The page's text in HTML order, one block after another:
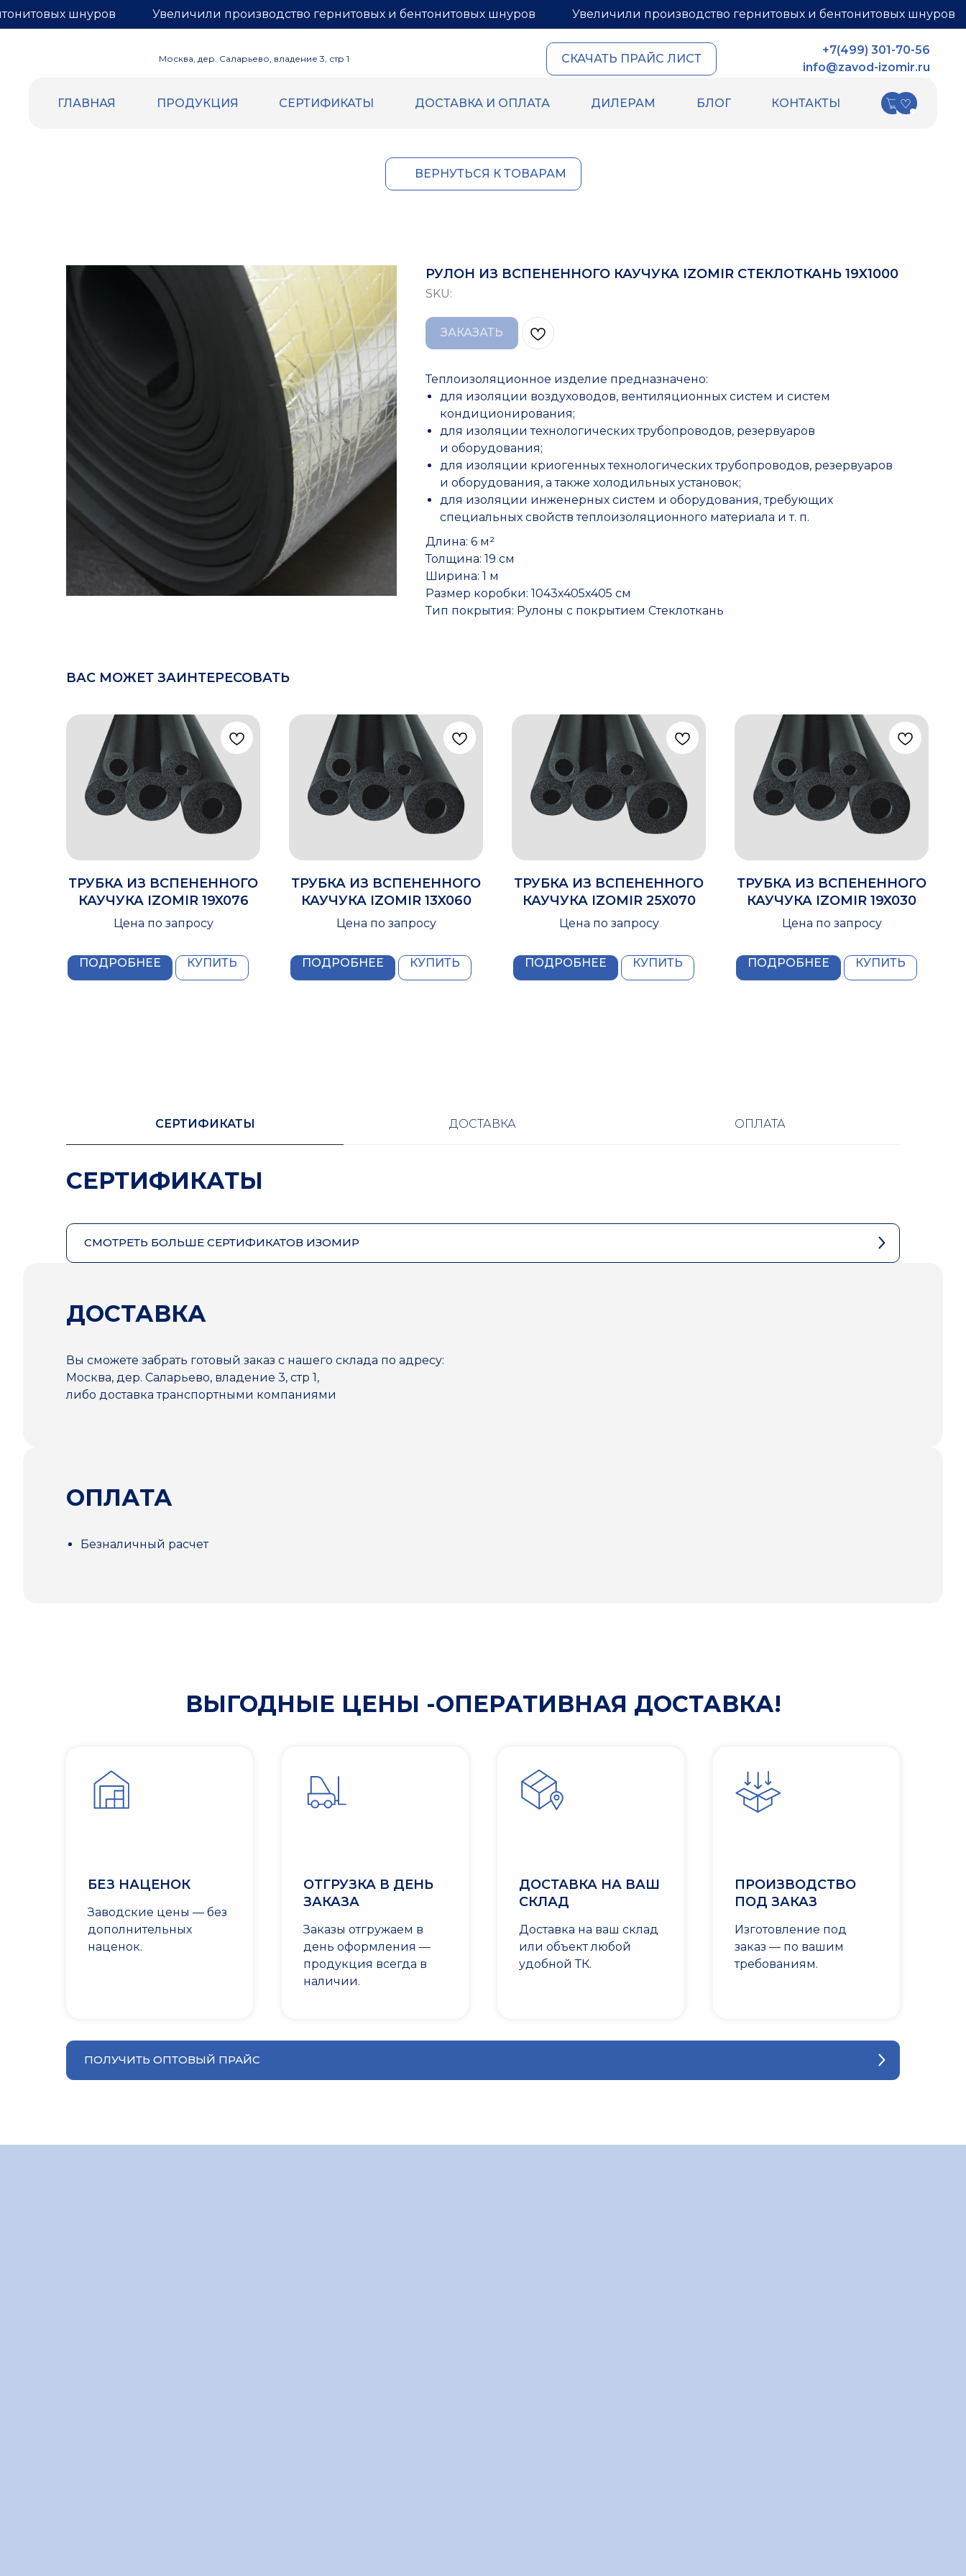
Увеличили производство гернитовых и бентонитовых шнуров
шнуров Увеличили производство гернитовых и бентонитовых шнуров
Москва, дер. Саларьево, владение 3, стр 1 СКАЧАТЬ ПРАЙС ЛИСТ
+7(499) 301-70-56
info@zavod-izomir.ru
ГЛАВНАЯ ПРОДУКЦИЯ СЕРТИФИКАТЫ ДОСТАВКА И ОПЛАТА ДИЛЕРАМ БЛОГ КОНТАКТЫ
ВЕРНУТЬСЯ К ТОВАРАМ
РУЛОН ИЗ ВСПЕНЕННОГО КАУЧУКА IZOMIR СТЕКЛОТКАНЬ 19X1000
SKU:
ЗАКАЗАТЬ
Теплоизоляционное изделие предназначено:
для изоляции воздуховодов, вентиляционных систем и систем
кондиционирования;
для изоляции технологических трубопроводов, резервуаров
и оборудования;
для изоляции криогенных технологических трубопроводов, резервуаров
и оборудования, а также холодильных установок;
для изоляции инженерных систем и оборудования, требующих
специальных свойств теплоизоляционного материала и т. п.
Длина: 6 м²
Толщина: 19 см
Ширина: 1 м
Размер коробки: 1043х405х405 см
Тип покрытия: Рулоны с покрытием Стеклоткань
ВАС МОЖЕТ ЗАИНТЕРЕСОВАТЬ
ТРУБКА ИЗ ВСПЕНЕННОГО
КАУЧУКА IZOMIR 19X076
Цена по запросу
ПОДРОБНЕЕ КУПИТЬ
ТРУБКА ИЗ ВСПЕНЕННОГО
КАУЧУКА IZOMIR 13X060
Цена по запросу
ПОДРОБНЕЕ КУПИТЬ
ТРУБКА ИЗ ВСПЕНЕННОГО
КАУЧУКА IZOMIR 25X070
Цена по запросу
ПОДРОБНЕЕ КУПИТЬ
ТРУБКА ИЗ ВСПЕНЕННОГО
КАУЧУКА IZOMIR 19X030
Цена по запросу
ПОДРОБНЕЕ КУПИТЬ
СЕРТИФИКАТЫ ДОСТАВКА ОПЛАТА
СЕРТИФИКАТЫ
СМОТРЕТЬ БОЛЬШЕ СЕРТИФИКАТОВ ИЗОМИР
ДОСТАВКА
Вы сможете забрать готовый заказ с нашего склада по адресу:
Москва, дер. Саларьево, владение 3, стр 1,
либо доставка транспортными компаниями
ОПЛАТА
Безналичный расчет
ВЫГОДНЫЕ ЦЕНЫ -ОПЕРАТИВНАЯ ДОСТАВКА!
БЕЗ НАЦЕНОК
Заводские цены — без
дополнительных
наценок.
ОТГРУЗКА В ДЕНЬ
ЗАКАЗА
Заказы отгружаем в
день оформления —
продукция всегда в
наличии.
ДОСТАВКА НА ВАШ
СКЛАД
Доставка на ваш склад
или объект любой
удобной ТК.
ПРОИЗВОДСТВО
ПОД ЗАКАЗ
Изготовление под
заказ — по вашим
требованиям.
ПОЛУЧИТЬ ОПТОВЫЙ ПРАЙС
Отражающая изоляция (Фольга |
Подложка под теплый пол (Лавсан |
Мастика для межпанельных швов
Герметик «тёплый шов» для
деревянного дома
Korall
Уплотнительный шнур HOT ROD XL